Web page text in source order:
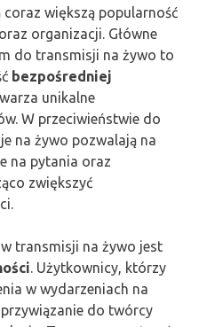
większą popularność
organizacji. Główne
do transmisji na żywo to
bezpośredniej
unikalne
W przeciwieństwie do
na żywo pozwalają na
na pytania oraz
zwiększyć
transmisji na żywo jest
. Użytkownicy, którzy
w wydarzeniach na
do twórcy